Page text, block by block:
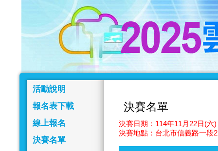
活動說明
報名表下載
線上報名
決賽名單
決賽名單
決賽日期：114年11月22日(六
決賽地點：台北市信義路一段